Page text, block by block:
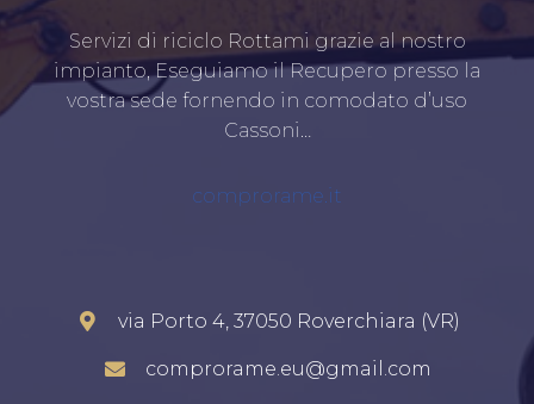
Servizi di riciclo Rottami grazie al nostro
impianto, Eseguiamo il Recupero presso la
vostra sede fornendo in comodato d’uso
Cassoni…
comprorame.it
via Porto 4, 37050 Roverchiara (VR)
comprorame.eu@gmail.com